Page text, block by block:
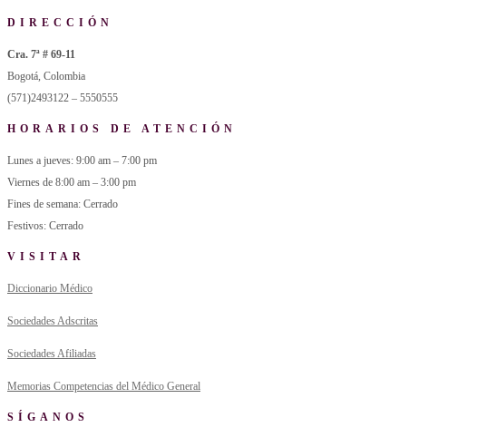
DIRECCIÓN
Cra. 7ª # 69-11
Bogotá, Colombia
(571)2493122 – 5550555
HORARIOS DE ATENCIÓN
Lunes a jueves: 9:00 am – 7:00 pm
Viernes de 8:00 am – 3:00 pm
Fines de semana: Cerrado
Festivos: Cerrado
VISITAR
Diccionario Médico
Sociedades Adscritas
Sociedades Afiliadas
Memorias Competencias del Médico General
SÍGANOS